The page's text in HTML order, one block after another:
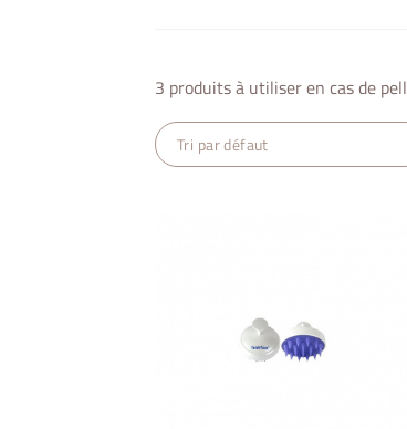
3 produits à utiliser en cas de